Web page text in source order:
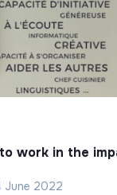
work in the
June 2022